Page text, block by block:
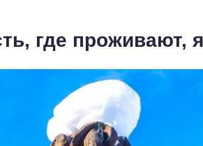
где проживают,